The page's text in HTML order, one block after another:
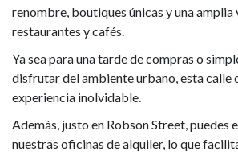
renombre, boutiques únicas y una amplia
restaurantes y cafés.
Ya sea para una tarde de compras o
disfrutar del ambiente urbano, esta calle
experiencia inolvidable.
Además, justo en Robson Street, puedes
nuestras oficinas de alquiler, lo que